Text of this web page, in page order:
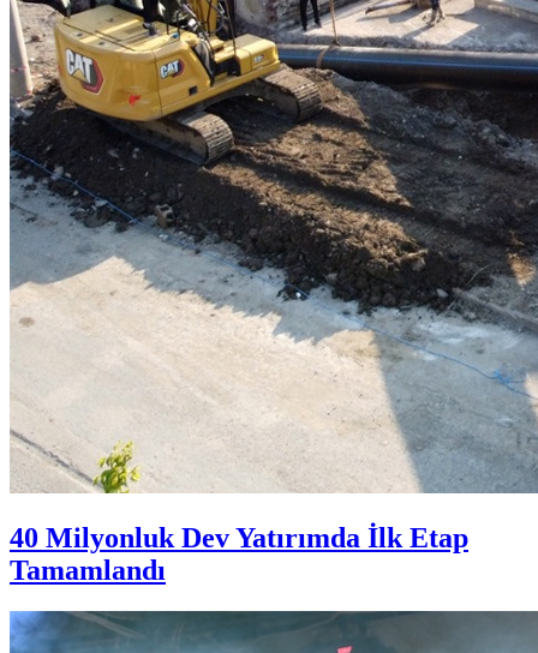
40 Milyonluk Dev Yatırımda İlk Etap
Tamamlandı